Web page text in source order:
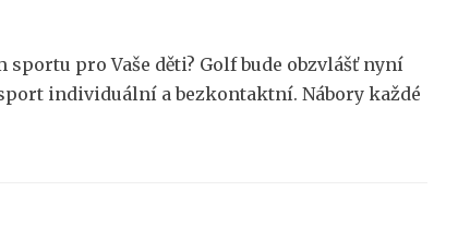
sportu pro Vaše děti? Golf bude obzvlášť nyní
individuální a bezkontaktní. Nábory každé